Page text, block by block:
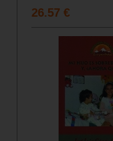
26.57 €